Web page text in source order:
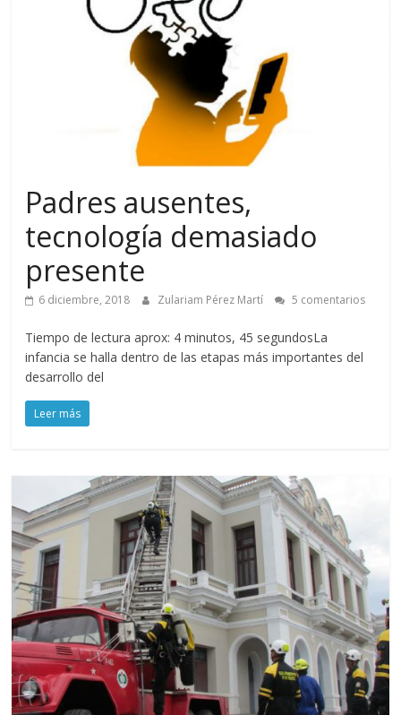
Padres ausentes,
tecnología demasiado
presente
6 diciembre, 2018 Zulariam Pérez Martí 5 comentarios
Tiempo de lectura aprox: 4 minutos, 45 segundosLa
infancia se halla dentro de las etapas más importantes del
desarrollo del
Leer más